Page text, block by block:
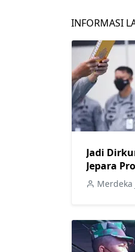
INFORMASI
Jadi
Jepara
Merdeka